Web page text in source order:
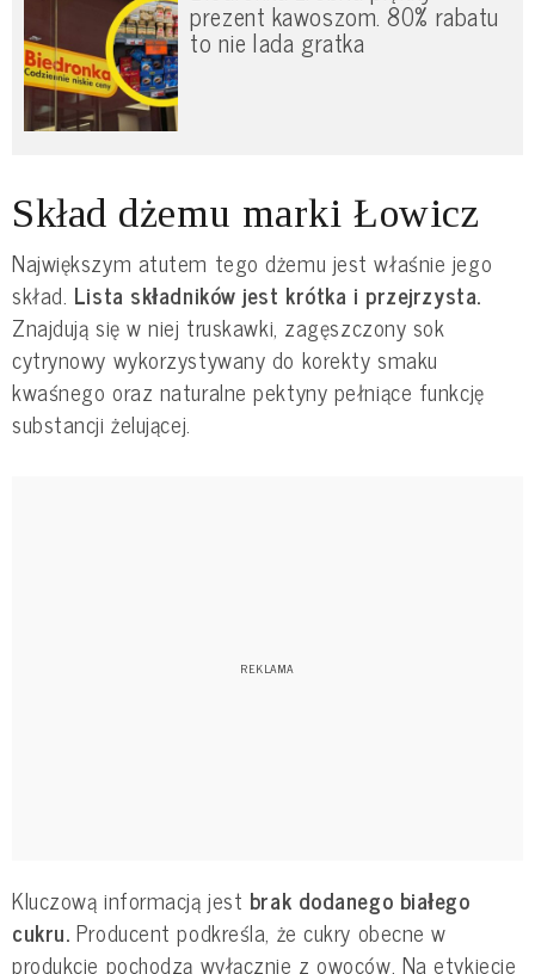
prezent kawoszom. 80% rabatu
to nie lada gratka
Skład dżemu marki Łowicz
Największym atutem tego dżemu jest właśnie jego
skład. Lista składników jest krótka i przejrzysta.
Znajdują się w niej truskawki, zagęszczony sok
cytrynowy wykorzystywany do korekty smaku
kwaśnego oraz naturalne pektyny pełniące funkcję
substancji żelującej.
Kluczową informacją jest brak dodanego białego
cukru. Producent podkreśla, że cukry obecne w
produkcie pochodzą wyłącznie z owoców. Na etykiecie